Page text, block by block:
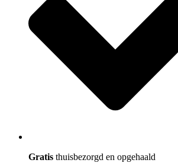
Gratis thuisbezorgd en opgehaald